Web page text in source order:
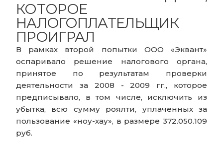
КОТОРОЕ
НАЛОГОПЛАТЕЛЬЩИК
ПРОИГРАЛ
В рамках второй попытки ООО «Эквант»
оспаривало решение налогового органа,
принятое по результатам проверки
деятельности за 2008 - 2009 гг., которое
предписывало, в том числе, исключить из
убытка, всю сумму роялти, уплаченных за
пользование «ноу-хау», в размере 372.050.109
руб.